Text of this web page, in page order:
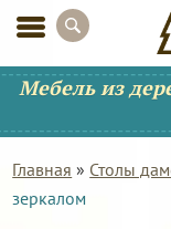
Мебель из
Главная » Столы
зеркалом